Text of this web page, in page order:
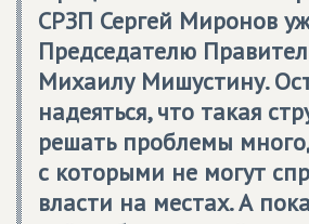
СРЗП Сергей Миронов
Председателю
Михаилу Мишустину.
надеяться, что такая
решать проблемы
с которыми не могут
власти на местах. А